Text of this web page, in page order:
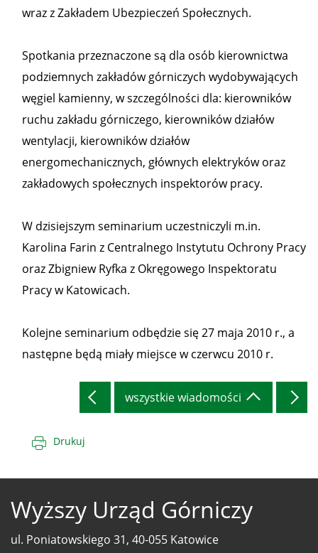
wraz z Zakładem Ubezpieczeń Społecznych.
Spotkania przeznaczone są dla osób kierownictwa
podziemnych zakładów górniczych wydobywających
węgiel kamienny, w szczególności dla: kierowników
ruchu zakładu górniczego, kierowników działów
wentylacji, kierowników działów
energomechanicznych, głównych elektryków oraz
zakładowych społecznych inspektorów pracy.
W dzisiejszym seminarium uczestniczyli m.in.
Karolina Farin z Centralnego Instytutu Ochrony Pracy
oraz Zbigniew Ryfka z Okręgowego Inspektoratu
Pracy w Katowicach.
Kolejne seminarium odbędzie się 27 maja 2010 r., a
następne będą miały miejsce w czerwcu 2010 r.
wszystkie wiadomości
Drukuj
Wyższy Urząd Górniczy
ul. Poniatowskiego 31, 40-055 Katowice